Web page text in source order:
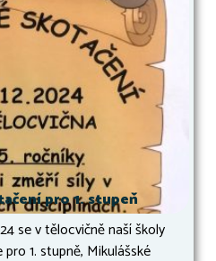
pro 1. stupeň
se v tělocvičně naší školy
1. stupně, Mikulášské